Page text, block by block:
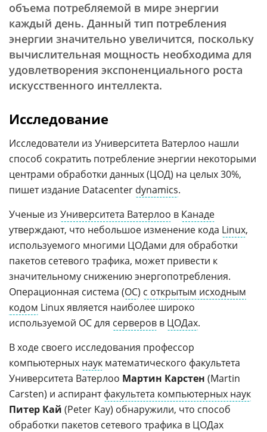
объема потребляемой в мире энергии
каждый день. Данный тип потребления
энергии значительно увеличится, поскольку
вычислительная мощность необходима для
удовлетворения экспоненциального роста
искусственного интеллекта.
Исследование
Исследователи из Университета Ватерлоо нашли
способ сократить потребление энергии некоторыми
центрами обработки данных (ЦОД) на целых 30%,
пишет издание Dataсenter dynamics.
Ученые из Университета Ватерлоо в Канаде
утверждают, что небольшое изменение кода Linux,
используемого многими ЦОДами для обработки
пакетов сетевого трафика, может привести к
значительному снижению энергопотребления.
Операционная система (ОС) с открытым исходным
кодом Linux является наиболее широко
используемой ОС для серверов в ЦОДах.
В ходе своего исследования профессор
компьютерных наук математического факультета
Университета Ватерлоо Мартин Карстен (Martin
Carsten) и аспирантфакультета компьютерных наук
Питер Кай (Peter Kay) обнаружили, что способ
обработки пакетов сетевого трафика в ЦОДах